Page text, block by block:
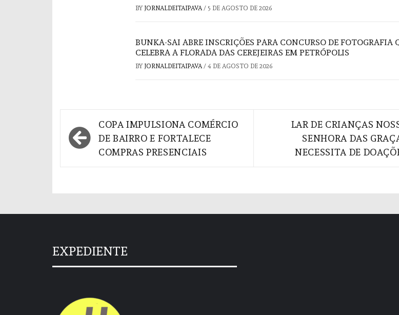
BY JORNALDEITAIPAVA / 5 DE AGOSTO DE 2026
BUNKA-SAI ABRE INSCRIÇÕES PARA CONCURSO DE FOTOGRAFIA
CELEBRA A FLORADA DAS CEREJEIRAS EM PETRÓPOLIS
BY JORNALDEITAIPAVA / 4 DE AGOSTO DE 2026
Navegação
de
COPA IMPULSIONA COMÉRCIO
DE BAIRRO E FORTALECE
COMPRAS PRESENCIAIS
LAR DE CRIANÇAS
SENHORA DAS
NECESSITA DE
EXPEDIENTE